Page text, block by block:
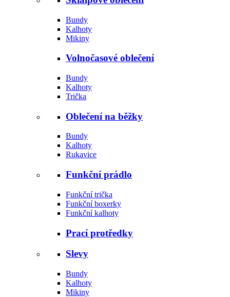
Bundy
Kalhoty
Mikiny
Volnočasové oblečení
Bundy
Kalhoty
Trička
Oblečení na běžky
Bundy
Kalhoty
Rukavice
Funkční prádlo
Funkční trička
Funkční boxerky
Funkční kalhoty
Prací protředky
Slevy
Bundy
Kalhoty
Mikiny